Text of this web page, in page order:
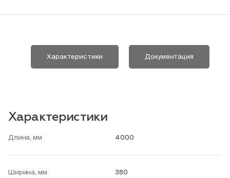
Характеристики Документация
Характеристики
Длина, мм 4000
Ширина, мм 380